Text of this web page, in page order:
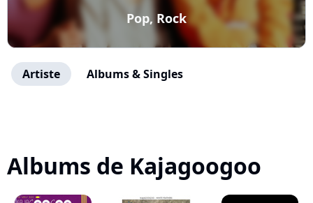
Pop, Rock
Artiste Albums & Singles
Albums de Kajagoogoo